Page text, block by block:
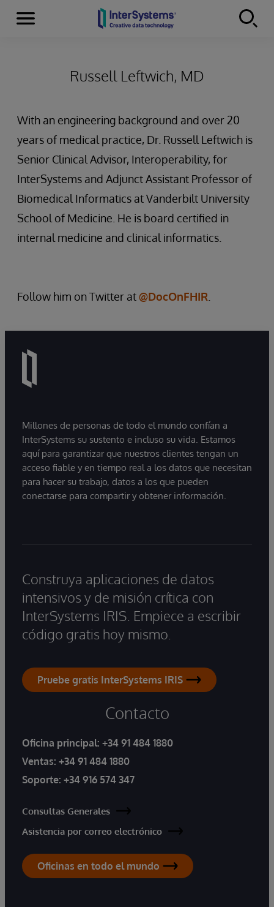
Skip to content
Menu
Russell Leftwich, MD
With an engineering background and over 20
years of medical practice, Dr. Russell Leftwich is
Senior Clinical Advisor, Interoperability, for
InterSystems and Adjunct Assistant Professor of
Biomedical Informatics at Vanderbilt University
School of Medicine. He is board certified in
internal medicine and clinical informatics.
Follow him on Twitter at@DocOnFHIR
Millones de personas de todo el mundo confían a
InterSystems su sustento e incluso su vida. Estamos
aquí para garantizar que nuestros clientes tengan un
acceso fiable y en tiempo real a los datos que necesitan
para hacer su trabajo, datos a los que pueden
conectarse para compartir y obtener información.
Construya aplicaciones de datos
intensivos y de misión crítica con
InterSystems IRIS. Empiece a escribir
código gratis hoy mismo.
Pruebe gratis InterSystems IRIS
Contacto
Oficina principal: +34 91 484 1880
Ventas: +34 91 484 1880
Soporte: +34 916 574 347
Consultas Generales
Asistencia por correo electrónico
Oficinas en todo el mundo